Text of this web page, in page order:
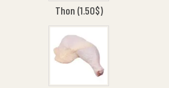
Thon (1.50$)